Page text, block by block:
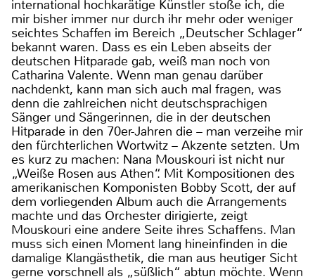
international hochkarätige Künstler stoße ich, die
mir bisher immer nur durch ihr mehr oder weniger
seichtes Schaffen im Bereich „Deutscher Schlager“
bekannt waren. Dass es ein Leben abseits der
deutschen Hitparade gab, weiß man noch von
Catharina Valente. Wenn man genau darüber
nachdenkt, kann man sich auch mal fragen, was
denn die zahlreichen nicht deutschsprachigen
Sänger und Sängerinnen, die in der deutschen
Hitparade in den 70er-Jahren die – man verzeihe mir
den fürchterlichen Wortwitz – Akzente setzten. Um
es kurz zu machen: Nana Mouskouri ist nicht nur
„Weiße Rosen aus Athen“. Mit Kompositionen des
amerikanischen Komponisten Bobby Scott, der auf
dem vorliegenden Album auch die Arrangements
machte und das Orchester dirigierte, zeigt
Mouskouri eine andere Seite ihres Schaffens. Man
muss sich einen Moment lang hineinfinden in die
damalige Klangästhetik, die man aus heutiger Sicht
gerne vorschnell als „süßlich“ abtun möchte. Wenn